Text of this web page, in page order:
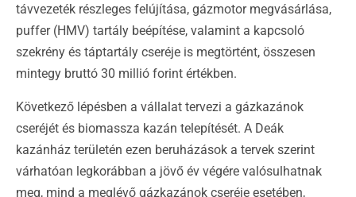
távvezeték részleges felújítása, gázmotor megvásárlása,
puffer (HMV) tartály beépítése, valamint a kapcsoló
szekrény és táptartály cseréje is megtörtént, összesen
mintegy bruttó 30 millió forint értékben.
Következő lépésben a vállalat tervezi a gázkazánok
cseréjét és biomassza kazán telepítését. A Deák
kazánház területén ezen beruházások a tervek szerint
várhatóan legkorábban a jövő év végére valósulhatnak
meg, mind a meglévő gázkazánok cseréje esetében,